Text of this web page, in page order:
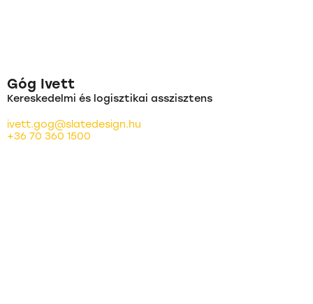
Góg Ivett
Kereskedelmi és logisztikai asszisztens
ivett.gog@slatedesign.hu
+36 70 360 1500